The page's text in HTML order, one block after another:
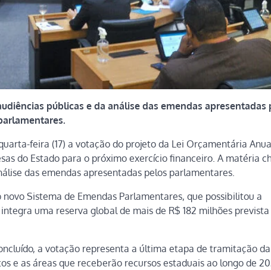
públicas e da análise das emendas apresentadas
feira (17) a votação do projeto da Lei Orçamentária
do Estado para o próximo exercício financeiro. A matéria
das emendas apresentadas pelos parlamentares.
Sistema de Emendas Parlamentares, que possibilitou a
uma reserva global de mais de R$ 182 milhões
a votação representa a última etapa de tramitação da
e as áreas que receberão recursos estaduais ao longo de